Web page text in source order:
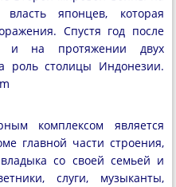
японцев, которая
Спустя год после
и на протяжении двух
роль столицы Индонезии.
комплексом является
главной части строения,
со своей семьей и
слуги, музыканты,